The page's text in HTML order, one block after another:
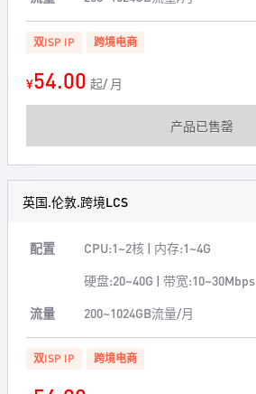
双ISP IP 跨境电商
¥54.00 起/ 月
产品已售罄
英国.伦敦.跨境LCS
配置
CPU:1~2核 | 内存:1~4G
硬盘:20~40G | 带宽:10~30Mbps
流量
200~1024GB流量/月
双ISP IP 跨境电商